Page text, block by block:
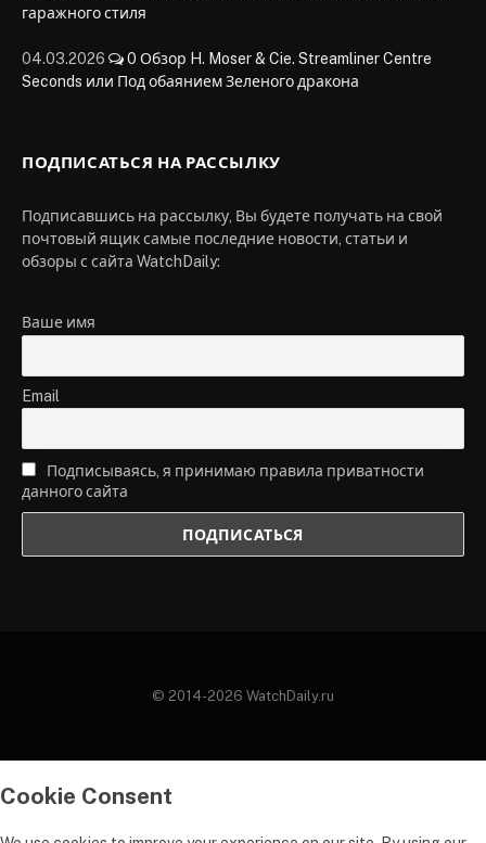
гаражного стиля
04.03.2026 0 Обзор H. Moser & Cie. Streamliner Centre
Seconds или Под обаянием Зеленого дракона
ПОДПИСАТЬСЯ НА РАССЫЛКУ
Подписавшись на рассылку, Вы будете получать на свой
почтовый ящик самые последние новости, статьи и
обзоры с сайта WatchDaily:
Ваше имя
Email
Подписываясь, я принимаю правила приватности
данного сайта
© 2014-2026 WatchDaily.ru